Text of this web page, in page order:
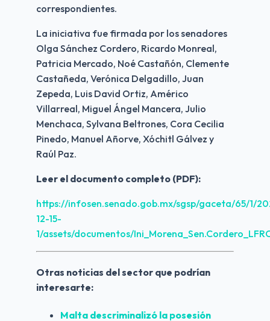
correspondientes.
La iniciativa fue firmada por los senadores
Olga Sánchez Cordero, Ricardo Monreal,
Patricia Mercado, Noé Castañón, Clemente
Castañeda, Verónica Delgadillo, Juan
Zepeda, Luis David Ortiz, Américo
Villarreal, Miguel Ángel Mancera, Julio
Menchaca, Sylvana Beltrones, Cora Cecilia
Pinedo, Manuel Añorve, Xóchitl Gálvez y
Raúl Paz.
Leer el documento completo (PDF):
https://infosen.senado.gob.mx/sgsp/gaceta/65/1/
12-15-
1/assets/documentos/
Otras noticias del sector que podrían
interesarte:
Malta descriminalizó la posesión